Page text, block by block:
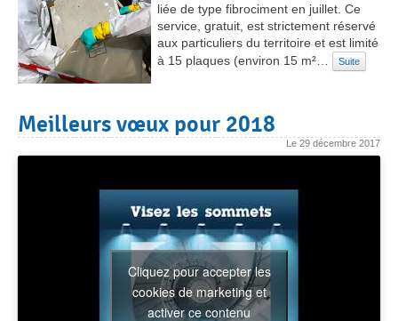
liée de type fibrociment en juillet. Ce
service, gratuit, est strictement réservé
aux particuliers du territoire et est limité
à 15 plaques (environ 15 m²…
Suite
Meilleurs vœux pour 2018
Le 29 décembre 2017
Cliquez pour accepter les
cookies de marketing et
activer ce contenu